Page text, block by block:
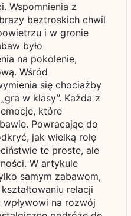
Wspomnienia z
beztroskich chwil
i w gronie
było
na pokolenie,
Wśród
się chociażby
w klasy”. Każda z
które
Powracając do
jak wielką rolę
te proste, ale
W artykule
samym zabawom,
relacji
na rozwój